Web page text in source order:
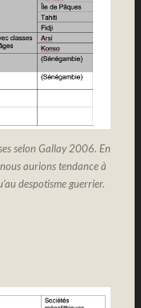
selon Gallay 2006. En
aurions tendance à
despotisme guerrier.